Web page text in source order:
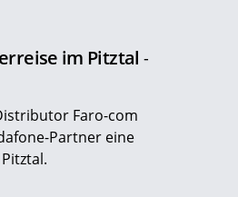
im Pitztal -
Faro-com
Partner eine